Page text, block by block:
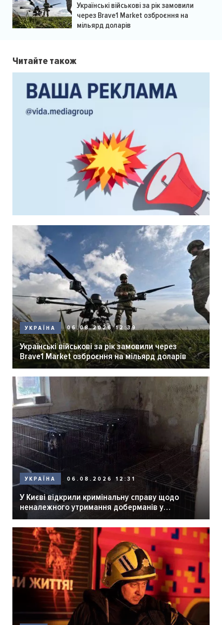
Українські військові за рік замовили
через Brave1 Market озброєння на
мільярд доларів
Читайте також
УКРАЇНА 06.08.2026 12:39
Українські військові за рік замовили через
Brave1 Market озброєння на мільярд доларів
УКРАЇНА 06.08.2026 12:31
У Києві відкрили кримінальну справу щодо
неналежного утримання доберманів у
розпліднику